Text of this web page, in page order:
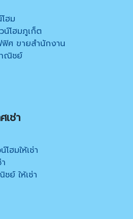
ฮม
น์โฮมภูเก็ต
ศ ขายสำนักงาน
ณิชย์
เช่า
โฮมให้เช่า
ย์ ให้เช่า